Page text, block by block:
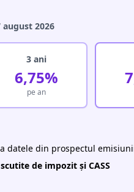
august 2026
3 ani
6,75%
pe an
datele din prospectul
scutite de impozit și CASS